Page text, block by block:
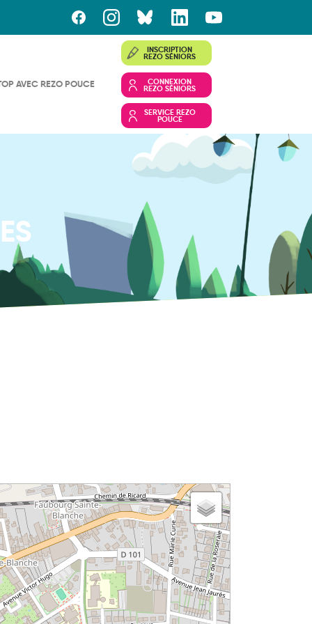
AVEC REZO POUCE
INSCRIPTION
REZO SÉNIORS
CONNEXION
REZO SÉNIORS
SERVICE REZO
POUCE